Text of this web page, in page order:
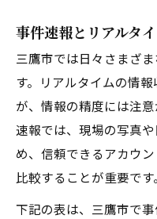
事件速報とリアルタ
三鷹市では日々さまざ
す。リアルタイムの情
が、情報の精度には注
速報では、現場の写真
め、信頼できるアカウ
比較することが重要です。
下記の表は、三鷹市で